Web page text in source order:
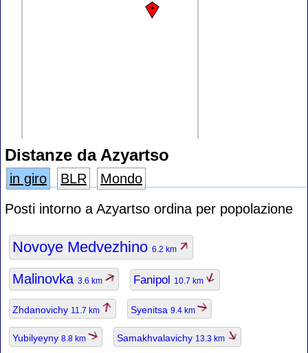
Distanze da Azyartso
in giro BLR
Mondo
Posti intorno a Azyartso ordina per popolazione
Novoye Medvezhino 6.2 km
Malinovka 3.6 km Fanipol 10.7 km
Zhdanovichy 11.7 km Syenitsa 9.4 km
Yubilyeyny 8.8 km Samakhvalavichy 13.3 km